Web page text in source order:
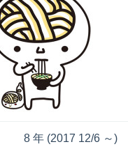
8 年 (2017 12/6 ～)